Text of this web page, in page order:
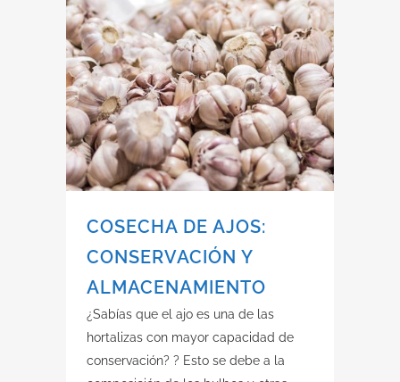
COSECHA DE AJOS:
CONSERVACIÓN Y
ALMACENAMIENTO
¿Sabías que el ajo es una de las
hortalizas con mayor capacidad de
conservación? ? Esto se debe a la